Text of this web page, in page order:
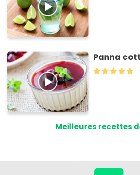
Panna
Meilleures recettes